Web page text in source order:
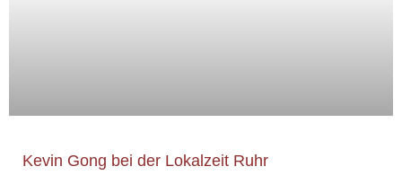
Kevin Gong bei der Lokalzeit Ruhr